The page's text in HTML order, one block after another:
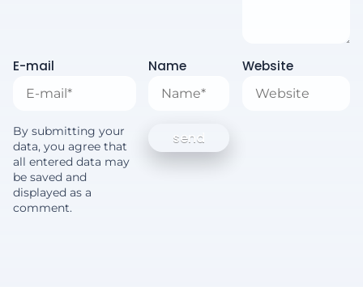
E-mail Name Website
By submitting your
data, you agree that
all entered data may
be saved and
displayed as a
comment.